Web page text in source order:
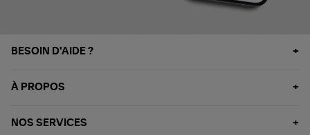
BESOIN D'AIDE ?
À PROPOS
NOS SERVICES